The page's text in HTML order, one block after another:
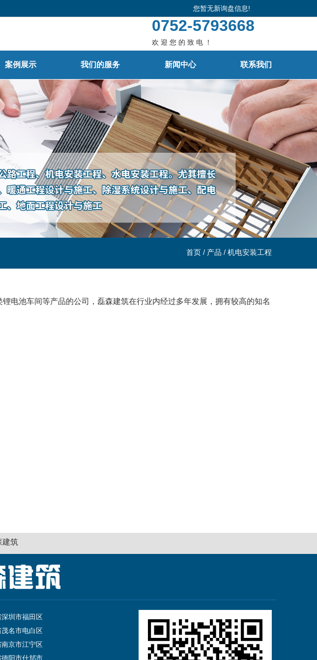
公司资质
案例展示 我们的服务
新闻资讯
您暂无新询盘信息!
0752-5793668
欢 迎 您 的 致 电 ！
案例展示 我们的服务 新闻中心 联系我们
首页 / 产品 / 机电安装工程
电池车间等产品的公司，磊森建筑在行业内经过多年发展，拥有较高的知名
建筑
圳市福田区
名市电白区
京市江宁区
阳市什邡市